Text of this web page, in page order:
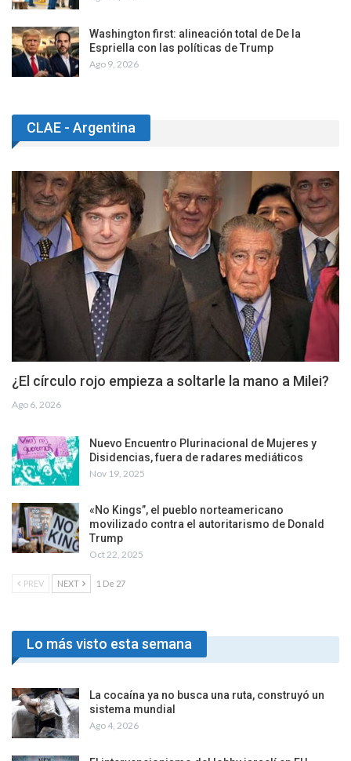
Washington first: alineación total de De la
Espriella con las políticas de Trump
Ago 9, 2026
CLAE - Argentina
¿El círculo rojo empieza a soltarle la mano a Milei?
Ago 6, 2026
Nuevo Encuentro Plurinacional de Mujeres y
Disidencias, fuera de radares mediáticos
Nov 19, 2025
«No Kings”, el pueblo norteamericano
movilizado contra el autoritarismo de Donald
Trump
Oct 22, 2025
PREV NEXT 1 De 27
Lo más visto esta semana
La cocaína ya no busca una ruta, construyó un
sistema mundial
Ago 4, 2026